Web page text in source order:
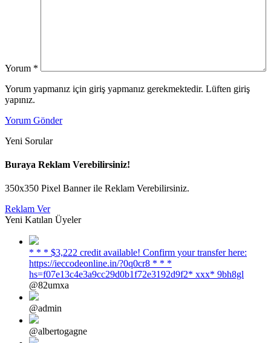
Yorum *
Yorum yapmanız için giriş yapmanız gerekmektedir. Lüften giriş
yapınız.
Yorum Gönder
Yeni Sorular
Buraya Reklam Verebilirsiniz!
350x350 Pixel Banner ile Reklam Verebilirsiniz.
Reklam Ver
Yeni Katılan Üyeler
* * * $3,222 credit available! Confirm your transfer here:
https://ieccodeonline.in/?0q0cr8 * * *
hs=f07e13c4e3a9cc29d0b1f72e3192d9f2* ххх* 9bh8gl
@82umxa
@admin
@albertogagne